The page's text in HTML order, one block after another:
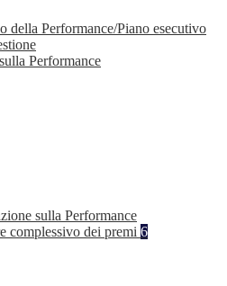
della Performance/Piano esecutivo
Performance
sulla Performance
complessivo dei premi 6